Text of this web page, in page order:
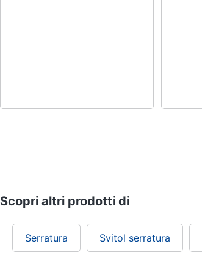
Scopri altri prodotti di
Serratura Svitol serratura